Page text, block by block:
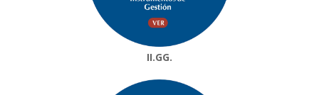
II.GG.